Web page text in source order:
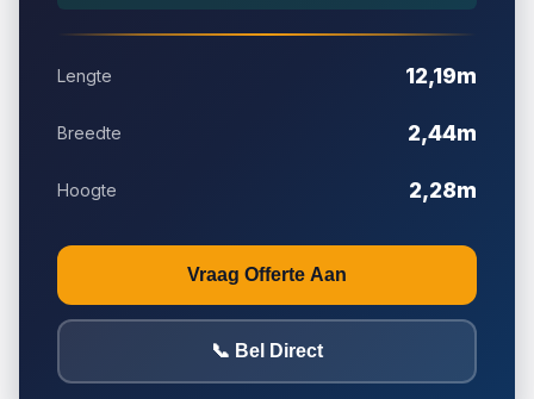
Snelle plaatsing
Landelijke bezorging
Lengte 12,19m
Breedte 2,44m
Hoogte 2,28m
Vraag Offerte Aan
📞 Bel Direct